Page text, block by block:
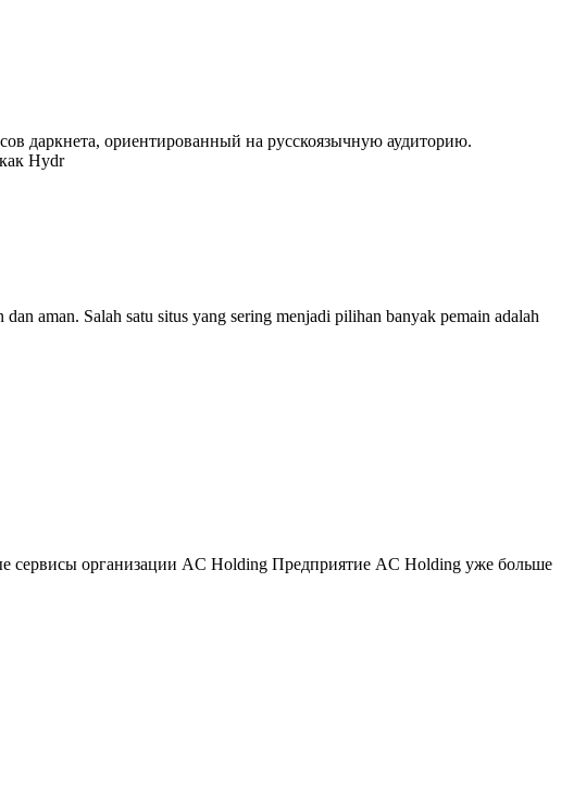
даркнета, ориентированный на русскоязычную аудиторию.
Hydr
aman. Salah satu situs yang sering menjadi pilihan banyak pemain adalah
сервисы организации AC Holding Предприятие AC Holding уже больше